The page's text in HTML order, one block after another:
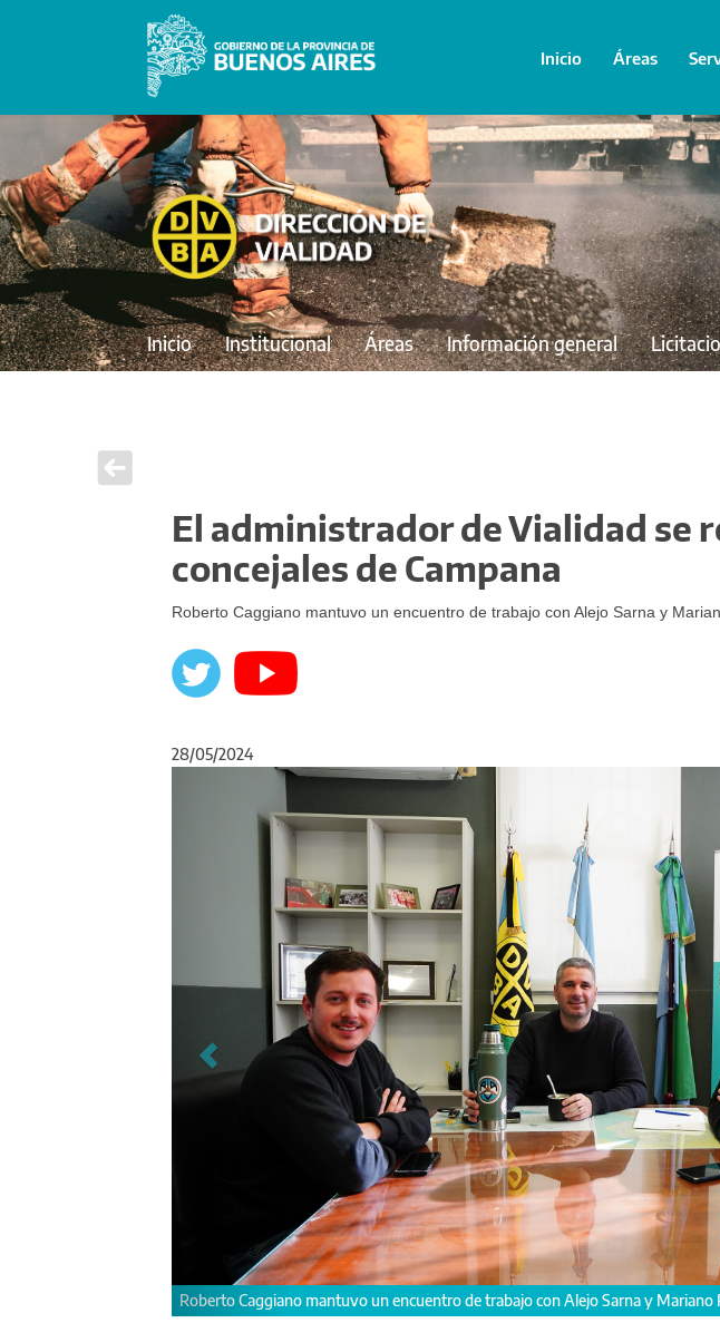
Inicio Áreas
Inicio Institucional Áreas Información general
El administrador de Vialidad se
concejales de Campana
Roberto Caggiano mantuvo un encuentro de trabajo con Alejo Sarna y
28/05/2024
"El administrador mostró la mejor predisposición para resolver los reclamos
Anterior